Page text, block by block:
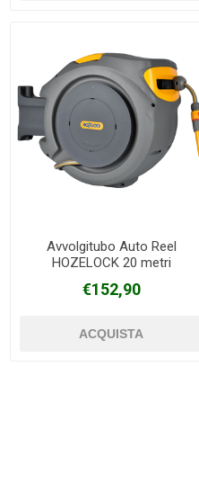
Avvolgitubo Auto Reel
HOZELOCK 20 metri
€152,90